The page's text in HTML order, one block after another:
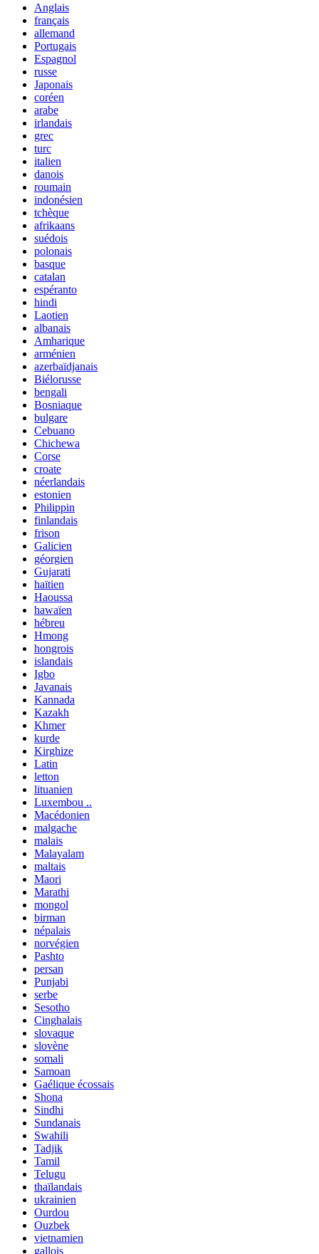
Anglais
français
allemand
Portugais
Espagnol
russe
Japonais
coréen
arabe
irlandais
grec
turc
italien
danois
roumain
indonésien
tchèque
afrikaans
suédois
polonais
basque
catalan
espéranto
hindi
Laotien
albanais
Amharique
arménien
azerbaïdjanais
Biélorusse
bengali
Bosniaque
bulgare
Cebuano
Chichewa
Corse
croate
néerlandais
estonien
Philippin
finlandais
frison
Galicien
géorgien
Gujarati
haïtien
Haoussa
hawaïen
hébreu
Hmong
hongrois
islandais
Igbo
Javanais
Kannada
Kazakh
Khmer
kurde
Kirghize
Latin
letton
lituanien
Luxembou ..
Macédonien
malgache
malais
Malayalam
maltais
Maori
Marathi
mongol
birman
népalais
norvégien
Pashto
persan
Punjabi
serbe
Sesotho
Cinghalais
slovaque
slovène
somali
Samoan
Gaélique écossais
Shona
Sindhi
Sundanais
Swahili
Tadjik
Tamil
Telugu
thaïlandais
ukrainien
Ourdou
Ouzbek
vietnamien
gallois